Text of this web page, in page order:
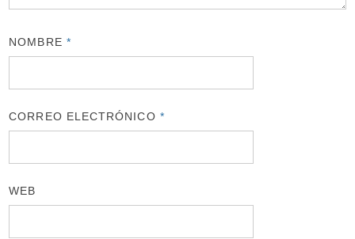
NOMBRE *
CORREO ELECTRÓNICO *
WEB